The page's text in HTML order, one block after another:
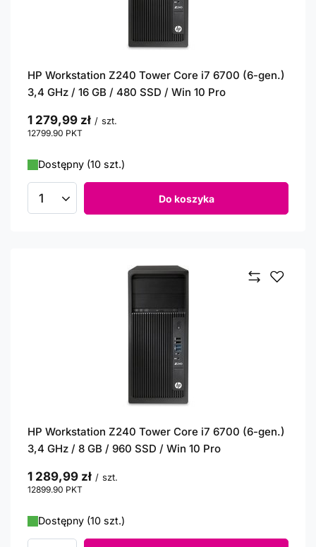
HP Workstation Z240 Tower Core i7 6700 (6-gen.)
3,4 GHz / 16 GB / 480 SSD / Win 10 Pro
1 279,99 zł / szt.
12799.90 PKT
Dostępny (10 szt.)
Ilość produktów Do koszyka
HP Workstation Z240 Tower Core i7 6700 (6-gen.)
3,4 GHz / 8 GB / 960 SSD / Win 10 Pro
1 289,99 zł / szt.
12899.90 PKT
Dostępny (10 szt.)